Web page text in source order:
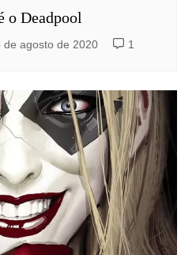
o Deadpool
de agosto de 2020 1